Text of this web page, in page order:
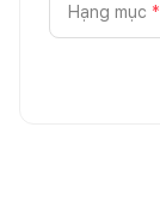
Hạng mục *